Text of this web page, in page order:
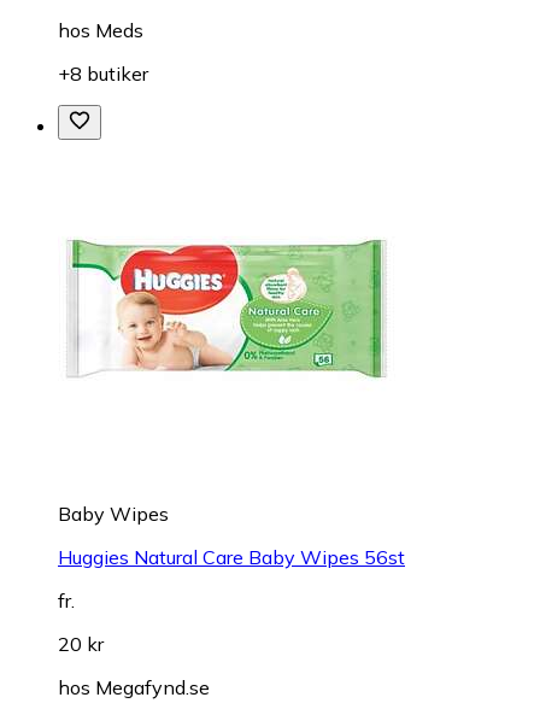
hos Meds
+8 butiker
Baby Wipes
Huggies Natural Care Baby Wipes 56st
fr.
20 kr
hos Megafynd.se